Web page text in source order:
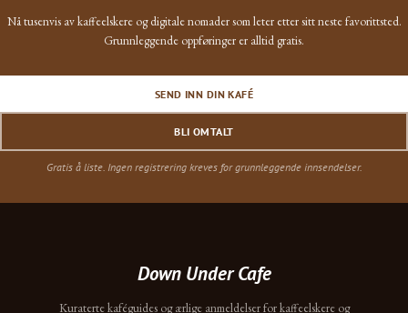
Nå tusenvis av kaffeelskere og digitale nomader som leter etter sitt neste favorittsted.
Grunnleggende oppføringer er alltid gratis.
SEND INN DIN KAFÉ
BLI OMTALT
Gratis å liste. Ingen registrering kreves for grunnleggende innsendelser.
Down Under Cafe
Kuraterte kaféguides og ærlige anmeldelser for kaffeelskere og